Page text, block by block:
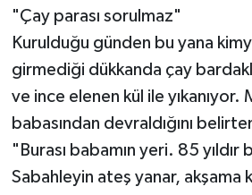
"Çay parası sorulmaz"
Kurulduğu günden bu yana
girmediği dükkanda çay
ve ince elenen kül ile yıkanıyor.
babasından devraldığını
"Burası babamın yeri. 85 yıldır
Sabahleyin ateş yanar, akşama